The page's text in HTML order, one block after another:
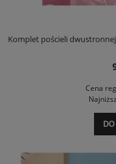
Komplet pościeli
Cena